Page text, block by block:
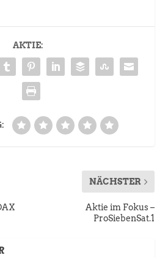
AKTIE:
NÄCHSTER
Aktie im Fokus –
ProSiebenSat.1